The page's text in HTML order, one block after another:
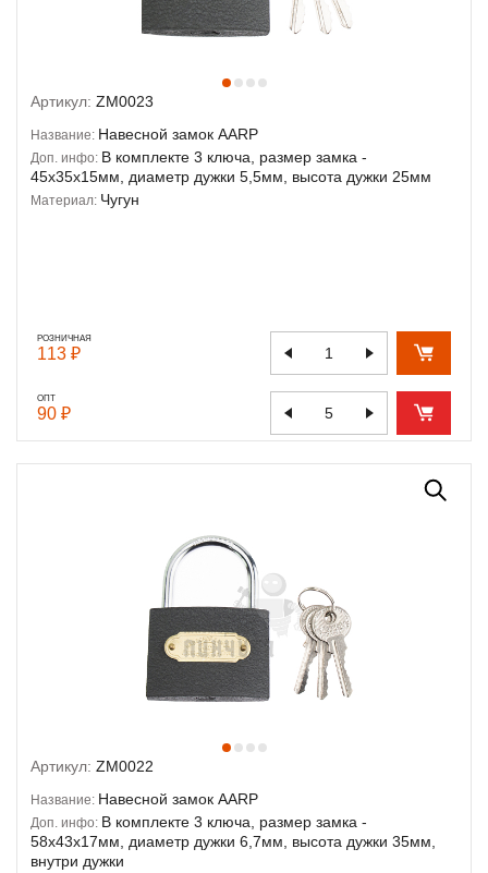
Артикул: ZM0023
Название: Навесной замок AARP
Доп. инфо: В комплекте 3 ключа, размер замка -
45х35х15мм, диаметр дужки 5,5мм, высота дужки 25мм
Материал: Чугун
РОЗНИЧНАЯ
113 ₽
ОПТ
90 ₽
Артикул: ZM0022
Название: Навесной замок AARP
Доп. инфо: В комплекте 3 ключа, размер замка -
58х43х17мм, диаметр дужки 6,7мм, высота дужки 35мм,
внутри дужки